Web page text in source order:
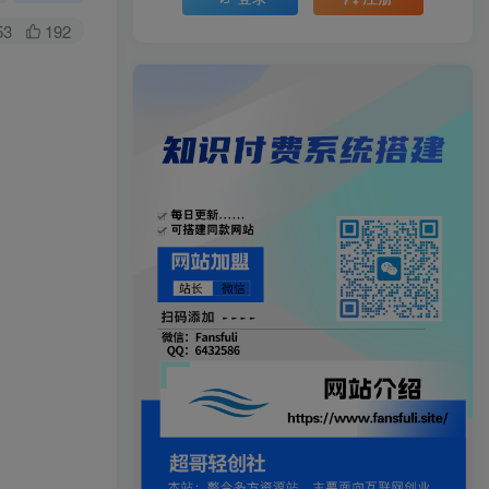
192